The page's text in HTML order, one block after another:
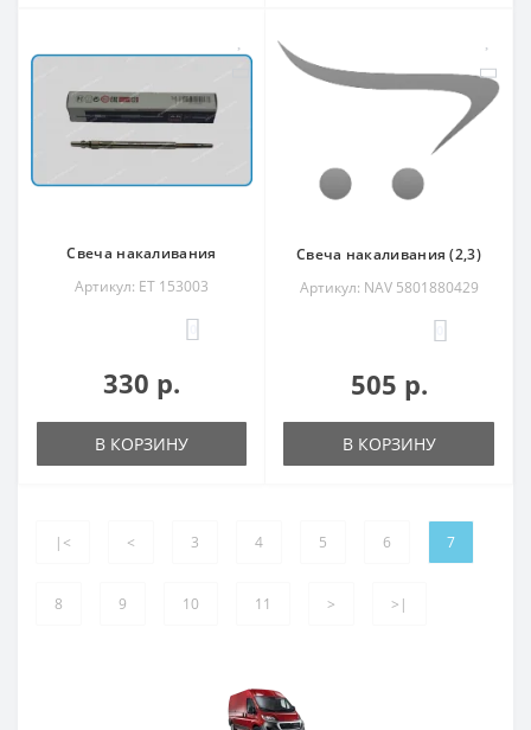
Свеча накаливания
Артикул: ET 153003
330 р.
В КОРЗИНУ
Свеча накаливания (2,3)
Артикул: NAV 5801880429
505 р.
В КОРЗИНУ
|< < 3 4 5 6 7
8 9 10 11 > >|